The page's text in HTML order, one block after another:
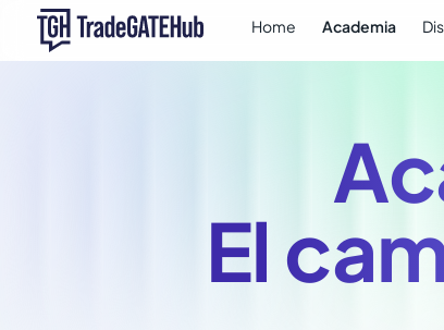
Home Academia
El